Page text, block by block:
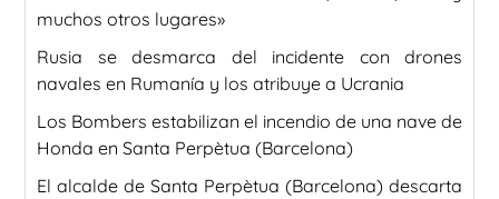
muchos otros lugares»
Rusia se desmarca del incidente con drones
navales en Rumanía y los atribuye a Ucrania
Los Bombers estabilizan el incendio de una nave de
Honda en Santa Perpètua (Barcelona)
El alcalde de Santa Perpètua (Barcelona) descarta